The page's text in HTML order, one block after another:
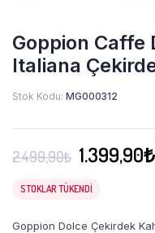
Goppion Caffe
Italiana
Stok Kodu: MG000312
2.499,90₺ Orijinal
2.499,90₺.
1.399,90₺
STOKLAR TÜKENDI
Goppion Dolce Çekirdek